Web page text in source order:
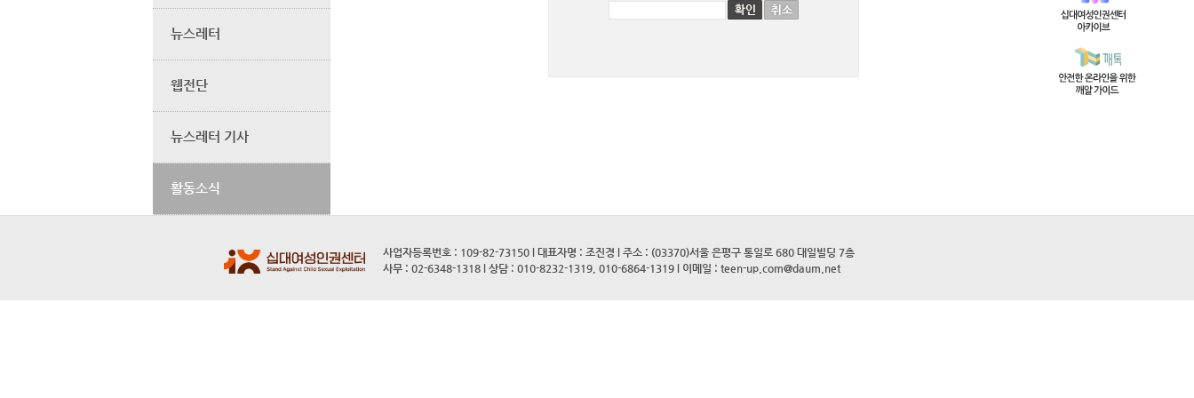
뉴스레터
웹전단
뉴스레터 기사
활동소식
사업자등록번호 : 109-82-73150 l 대표자명 : 조진경 l 주소 : (03370)서울 은평구 통일로 680 대일빌딩 7층
사무 : 02-6348-1318 l 상담 : 010-8232-1319, 010-6864-1319 l 이메일 : teen-up.com@daum.net